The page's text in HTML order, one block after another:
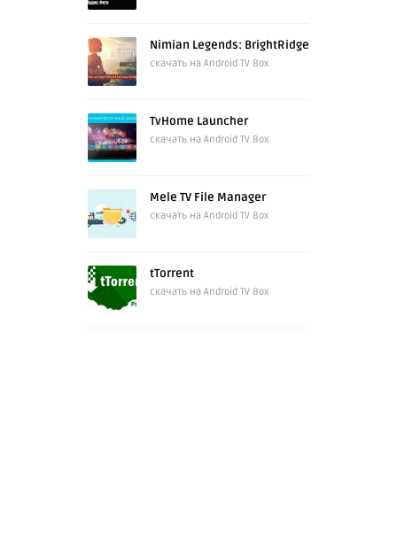
Nimian Legends: BrightRidge
скачать на Android TV Box
TvHome Launcher
скачать на Android TV Box
Mele TV File Manager
скачать на Android TV Box
tTorrent
скачать на Android TV Box